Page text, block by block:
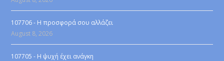
107706 - Η προσφορά σου αλλάζει
August 8, 2026
107705 - Η ψυχή έχει ανάγκη